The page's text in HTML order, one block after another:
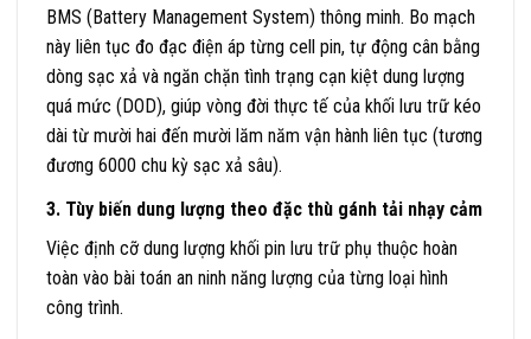
BMS (Battery Management System) thông minh. Bo mạch
này liên tục đo đạc điện áp từng cell pin, tự động cân bằng
dòng sạc xả và ngăn chặn tình trạng cạn kiệt dung lượng
quá mức (DOD), giúp vòng đời thực tế của khối lưu trữ kéo
dài từ mười hai đến mười lăm năm vận hành liên tục (tương
đương 6000 chu kỳ sạc xả sâu).
3. Tùy biến dung lượng theo đặc thù gánh tải nhạy cảm
Việc định cỡ dung lượng khối pin lưu trữ phụ thuộc hoàn
toàn vào bài toán an ninh năng lượng của từng loại hình
công trình.